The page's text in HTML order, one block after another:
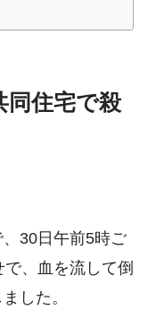
同住宅で殺
30日午前5時ご
、血を流して倒
した。